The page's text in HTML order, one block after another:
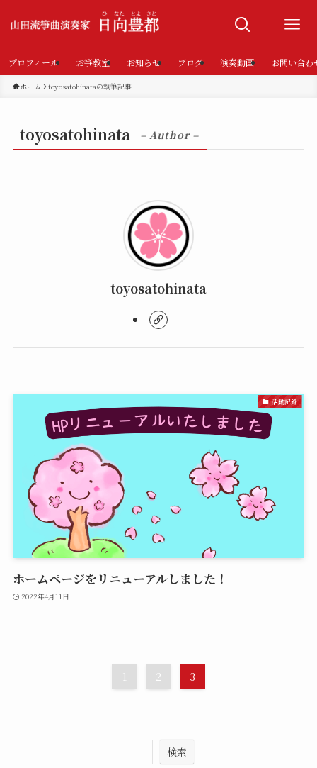
プロフィール お箏教室 お知らせ ブログ 演奏動画 お問い合わ
ホーム toyosatohinataの執筆記事
toyosatohinata – Author –
toyosatohinata
活動記録
ホームページをリニューアルしました！
2022年4月11日
1 2 3
検索